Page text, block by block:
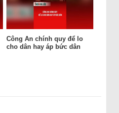
Công An chính quy để lo
cho dân hay áp bức dân